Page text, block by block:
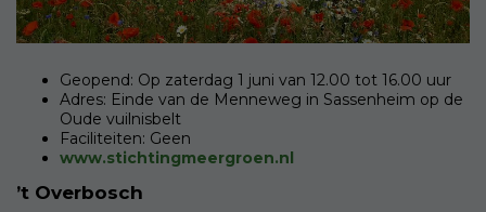
Geopend: Op zaterdag 1 juni van 12.00 tot 16.00 uur
Adres: Einde van de Menneweg in Sassenheim op de
Oude vuilnisbelt
Faciliteiten: Geen
www.stichtingmeergroen.nl
’t Overbosch